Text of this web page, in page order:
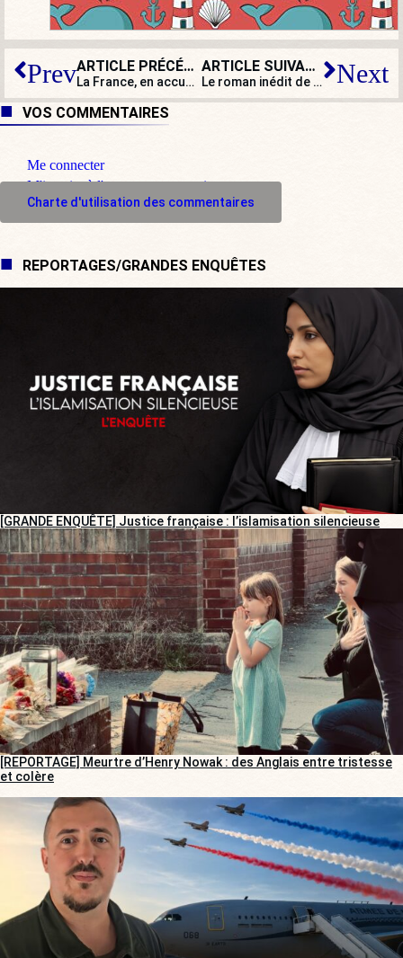
Prev ARTICLE PRÉCÉDENT
La France, en accueillant 150 réfugiés de l’Ocean Viking, se soumet une fois de plus !
ARTICLE SUIVANT
Le roman inédit de l’été : Derrière le mur (34) Next
VOS COMMENTAIRES
Me connecter
M'inscrire à l'espace commentaire
Charte d'utilisation des commentaires
REPORTAGES/GRANDES ENQUÊTES
[GRANDE ENQUÊTE] Justice française : l’islamisation silencieuse
[REPORTAGE] Meurtre d’Henry Nowak : des Anglais entre tristesse
et colère